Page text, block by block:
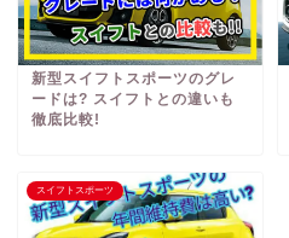
新型スイフトスポーツのグレ
ードは? スイフトとの違いも
徹底比較!
スイフトスポーツ